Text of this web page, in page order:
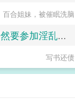
百合姐妹，被催眠洗脑
冷艳高贵的冰山美母，居然要参加淫乱家长会
小鹿斑比
写书还债